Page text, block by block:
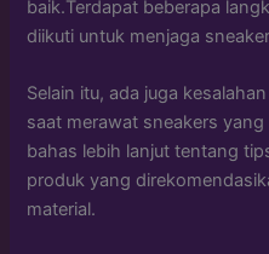
baik.Terdapat beberapa
diikuti untuk menjaga
Selain itu, ada juga
saat merawat sneakers
bahas lebih lanjut tentang
produk yang
material.